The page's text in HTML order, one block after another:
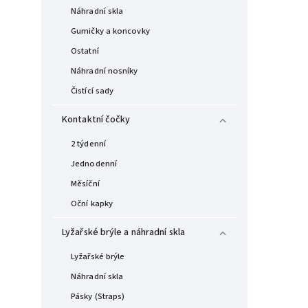
Náhradní skla
Gumičky a koncovky
Ostatní
Náhradní nosníky
Čistící sady
Kontaktní čočky
2 týdenní
Jednodenní
Měsíční
Oční kapky
Lyžařské brýle a náhradní skla
Lyžařské brýle
Náhradní skla
Pásky (Straps)